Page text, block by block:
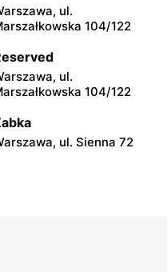
ul.
104/122
ul.
104/122
ul. Sienna 72